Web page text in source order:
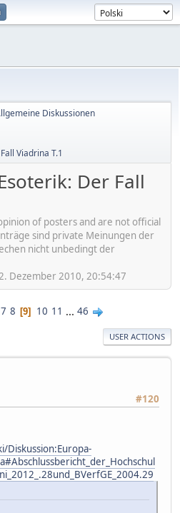
Diskussionen
Viadrina T.1
Der Fall
of posters and are not official
sind private Meinungen der
nicht unbedingt der
Dezember 2010, 20:54:47
7 8 9 10 11 ... 46
USER ACTIONS
#120